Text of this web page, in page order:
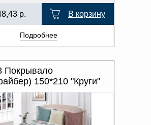
р. В корзину
Подробнее
Покрывало
150*210 "Круги"